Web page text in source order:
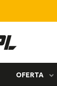
OFERTA